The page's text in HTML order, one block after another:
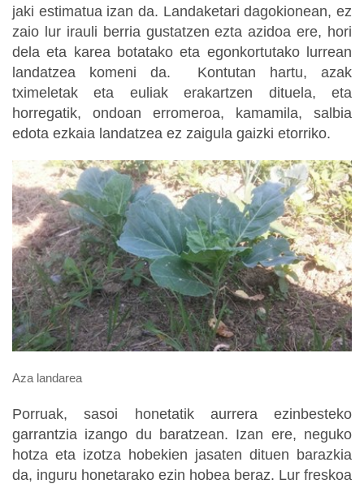
jaki estimatua izan da. Landaketari dagokionean, ez
zaio lur irauli berria gustatzen ezta azidoa ere, hori
dela eta karea botatako eta egonkortutako lurrean
landatzea komeni da. Kontutan hartu, azak
tximeletak eta euliak erakartzen dituela, eta
horregatik, ondoan erromeroa, kamamila, salbia
edota ezkaia landatzea ez zaigula gaizki etorriko.
Aza landarea
Porruak, sasoi honetatik aurrera ezinbesteko
garrantzia izango du baratzean. Izan ere, neguko
hotza eta izotza hobekien jasaten dituen barazkia
da, inguru honetarako ezin hobea beraz. Lur freskoa